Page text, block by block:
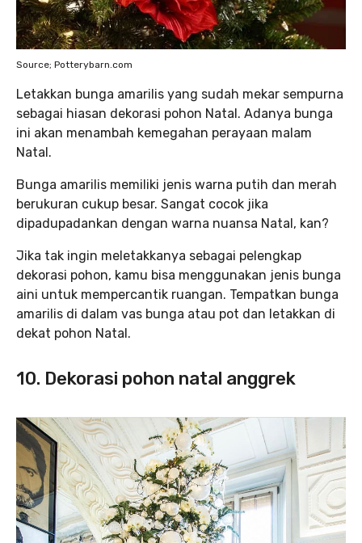
Source; Potterybarn.com
Letakkan bunga amarilis yang sudah mekar sempurna
sebagai hiasan dekorasi pohon Natal. Adanya bunga
ini akan menambah kemegahan perayaan malam
Natal.
Bunga amarilis memiliki jenis warna putih dan merah
berukuran cukup besar. Sangat cocok jika
dipadupadankan dengan warna nuansa Natal, kan?
Jika tak ingin meletakkanya sebagai pelengkap
dekorasi pohon, kamu bisa menggunakan jenis bunga
aini untuk mempercantik ruangan. Tempatkan bunga
amarilis di dalam vas bunga atau pot dan letakkan di
dekat pohon Natal.
10. Dekorasi pohon natal anggrek